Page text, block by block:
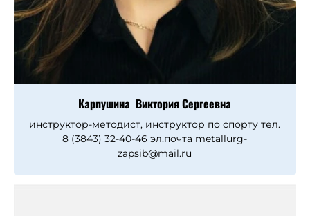
Карпушина Виктория Сергеевна
инструктор-методист, инструктор по спорту тел.
8 (3843) 32-40-46 эл.почта metallurg-
zapsib@mail.ru